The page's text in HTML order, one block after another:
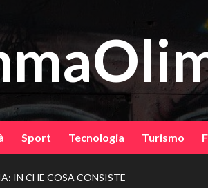
Sport Tecnologia Turismo
IN CHE COSA CONSISTE